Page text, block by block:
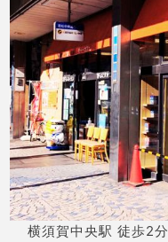
横須賀中央駅 徒歩2分